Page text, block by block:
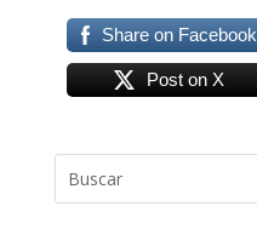
Share on Facebook
Post on X